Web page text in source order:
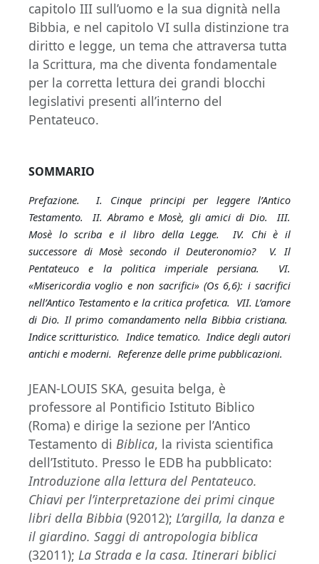
capitolo III sull’uomo e la sua dignità nella
Bibbia, e nel capitolo VI sulla distinzione tra
diritto e legge, un tema che attraversa tutta
la Scrittura, ma che diventa fondamentale
per la corretta lettura dei grandi blocchi
legislativi presenti all’interno del
Pentateuco.
SOMMARIO
Prefazione. I. Cinque principi per leggere l’Antico
Testamento. II. Abramo e Mosè, gli amici di Dio. III.
Mosè lo scriba e il libro della Legge. IV. Chi è il
successore di Mosè secondo il Deuteronomio? V. Il
Pentateuco e la politica imperiale persiana. VI.
«Misericordia voglio e non sacrifici» (Os 6,6): i sacrifici
nell’Antico Testamento e la critica profetica. VII. L’amore
di Dio. Il primo comandamento nella Bibbia cristiana.
Indice scritturistico. Indice tematico. Indice degli autori
antichi e moderni. Referenze delle prime pubblicazioni.
JEAN-LOUIS SKA, gesuita belga, è
professore al Pontificio Istituto Biblico
(Roma) e dirige la sezione per l’Antico
Testamento di Biblica, la rivista scientifica
dell’Istituto. Presso le EDB ha pubblicato:
Introduzione alla lettura del Pentateuco.
Chiavi per l’interpretazione dei primi cinque
libri della Bibbia (92012); L’argilla, la danza e
il giardino. Saggi di antropologia biblica
(32011); La Strada e la casa. Itinerari biblici